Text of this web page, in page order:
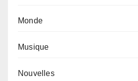
Monde
Musique
Nouvelles